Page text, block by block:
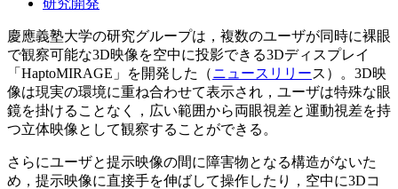
研究開発
慶應義塾大学の研究グループは，複数のユーザが同時に裸眼
で観察可能な3D映像を空中に投影できる3Dディスプレイ
「HaptoMIRAGE」を開発した（ニュースリリース）。3D映
像は現実の環境に重ね合わせて表示され，ユーザは特殊な眼
鏡を掛けることなく，広い範囲から両眼視差と運動視差を持
つ立体映像として観察することができる。
さらにユーザと提示映像の間に障害物となる構造がないた
め，提示映像に直接手を伸ばして操作したり，空中に3Dコ